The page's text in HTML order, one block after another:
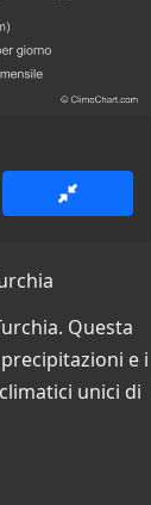
Questa
e i
unici di